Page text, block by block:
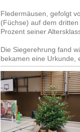
Fledermäusen, gefolgt
(Füchse) auf dem
Prozent seiner
Die Siegerehrung fand
bekamen eine Urkunde,